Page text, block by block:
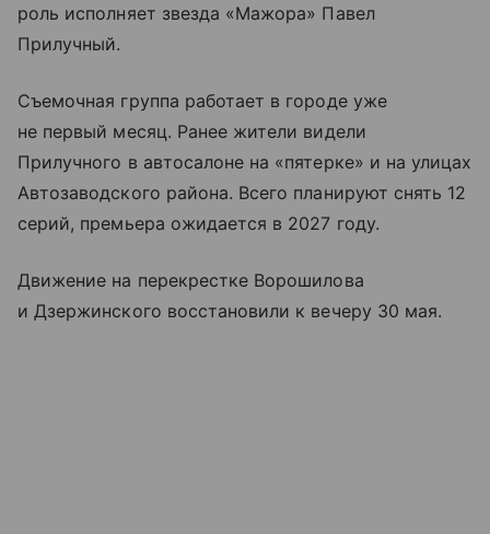
роль исполняет звезда «Мажора» Павел
Прилучный.
Съемочная группа работает в городе уже
не первый месяц. Ранее жители видели
Прилучного в автосалоне на «пятерке» и на улицах
Автозаводского района. Всего планируют снять 12
серий, премьера ожидается в 2027 году.
Движение на перекрестке Ворошилова
и Дзержинского восстановили к вечеру 30 мая.